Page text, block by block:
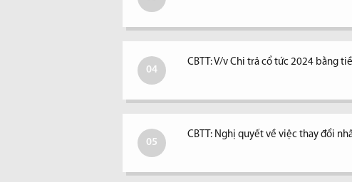
04
CBTT: V/v Chi trả cổ tức 2024 bằng
05
CBTT: Nghị quyết về việc thay đổi